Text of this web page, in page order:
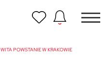
POWSTANIE W KRAKOWIE
w Poznaniu